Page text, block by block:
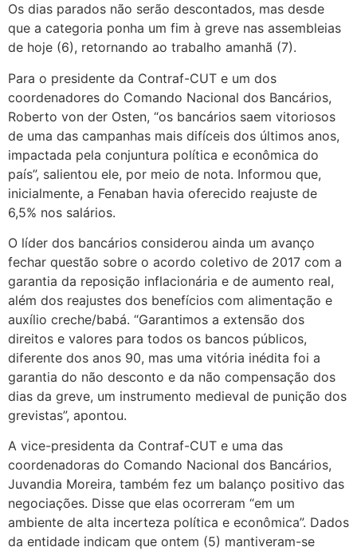
Os dias parados não serão descontados, mas desde
que a categoria ponha um fim à greve nas assembleias
de hoje (6), retornando ao trabalho amanhã (7).
Para o presidente da Contraf-CUT e um dos
coordenadores do Comando Nacional dos Bancários,
Roberto von der Osten, “os bancários saem vitoriosos
de uma das campanhas mais difíceis dos últimos anos,
impactada pela conjuntura política e econômica do
país”, salientou ele, por meio de nota. Informou que,
inicialmente, a Fenaban havia oferecido reajuste de
6,5% nos salários.
O líder dos bancários considerou ainda um avanço
fechar questão sobre o acordo coletivo de 2017 com a
garantia da reposição inflacionária e de aumento real,
além dos reajustes dos benefícios com alimentação e
auxílio creche/babá. “Garantimos a extensão dos
direitos e valores para todos os bancos públicos,
diferente dos anos 90, mas uma vitória inédita foi a
garantia do não desconto e da não compensação dos
dias da greve, um instrumento medieval de punição dos
grevistas”, apontou.
A vice-presidenta da Contraf-CUT e uma das
coordenadoras do Comando Nacional dos Bancários,
Juvandia Moreira, também fez um balanço positivo das
negociações. Disse que elas ocorreram “em um
ambiente de alta incerteza política e econômica”. Dados
da entidade indicam que ontem (5) mantiveram-se